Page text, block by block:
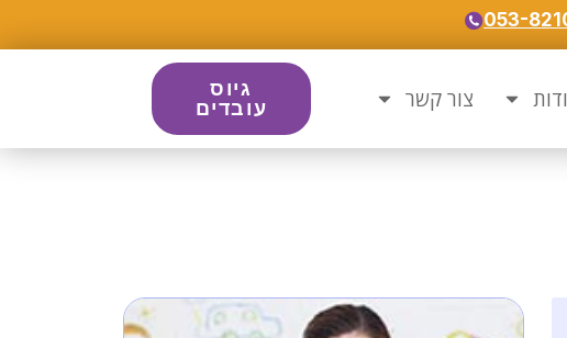
053-
צור קשר
גיוס
עובדים